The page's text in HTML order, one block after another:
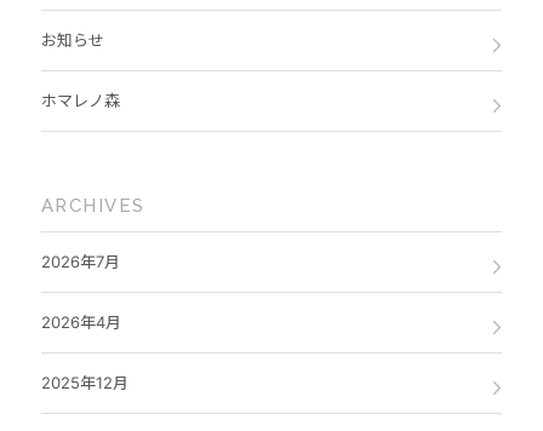
お知らせ
ホマレノ森
ARCHIVES
2026年7月
2026年4月
2025年12月